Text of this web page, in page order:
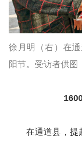
徐月明（右）在
阳节。受访者供图
在通道县，提